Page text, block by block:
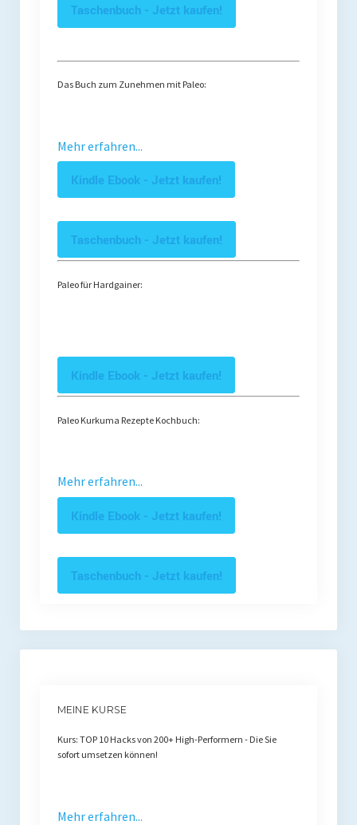
Taschenbuch - Jetzt kaufen!
Das Buch zum Zunehmen mit Paleo:
Mehr erfahren...
Kindle Ebook - Jetzt kaufen!
Taschenbuch - Jetzt kaufen!
Paleo für Hardgainer:
Kindle Ebook - Jetzt kaufen!
Paleo Kurkuma Rezepte Kochbuch:
Mehr erfahren...
Kindle Ebook - Jetzt kaufen!
Taschenbuch - Jetzt kaufen!
MEINE KURSE
Kurs: TOP 10 Hacks von 200+ High-Performern - Die Sie
sofort umsetzen können!
Mehr erfahren...